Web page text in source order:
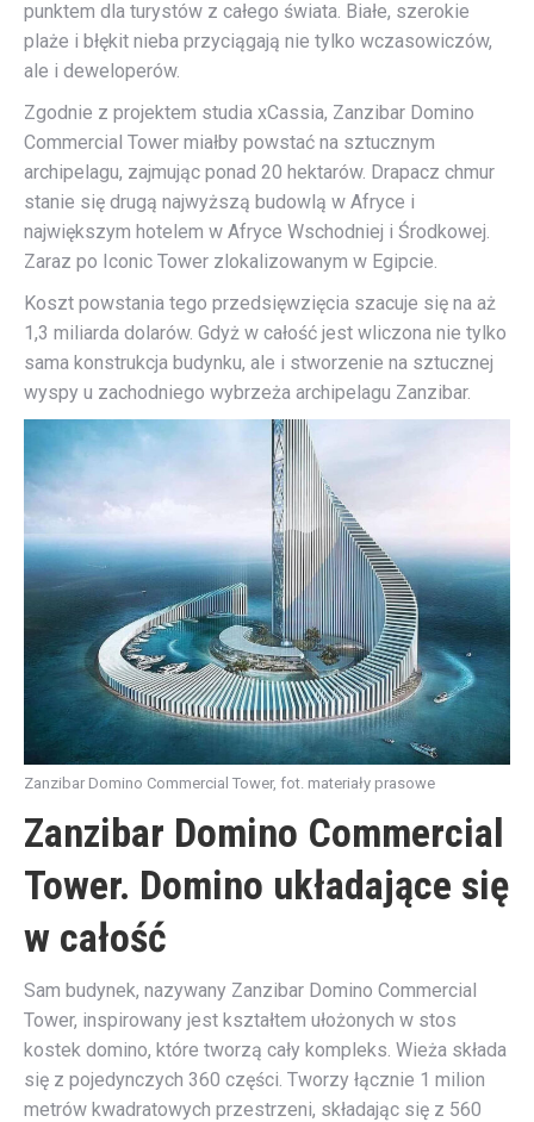
punktem dla turystów z całego świata. Białe, szerokie
plaże i błękit nieba przyciągają nie tylko wczasowiczów,
ale i deweloperów.
Zgodnie z projektem studia xCassia, Zanzibar Domino
Commercial Tower miałby powstać na sztucznym
archipelagu, zajmując ponad 20 hektarów. Drapacz chmur
stanie się drugą najwyższą budowlą w Afryce i
największym hotelem w Afryce Wschodniej i Środkowej.
Zaraz po Iconic Tower zlokalizowanym w Egipcie.
Koszt powstania tego przedsięwzięcia szacuje się na aż
1,3 miliarda dolarów. Gdyż w całość jest wliczona nie tylko
sama konstrukcja budynku, ale i stworzenie na sztucznej
wyspy u zachodniego wybrzeża archipelagu Zanzibar.
Zanzibar Domino Commercial Tower, fot. materiały prasowe
Zanzibar Domino Commercial
Tower. Domino układające się
w całość
Sam budynek, nazywany Zanzibar Domino Commercial
Tower, inspirowany jest kształtem ułożonych w stos
kostek domino, które tworzą cały kompleks. Wieża składa
się z pojedynczych 360 części. Tworzy łącznie 1 milion
metrów kwadratowych przestrzeni, składając się z 560